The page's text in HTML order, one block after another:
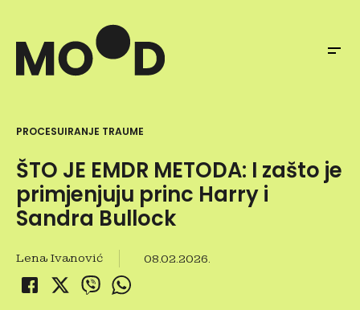
PROCESUIRANJE TRAUME
ŠTO JE EMDR METODA: I zašto je
primjenjuju princ Harry i
Sandra Bullock
Lena Ivanović 08.02.2026.